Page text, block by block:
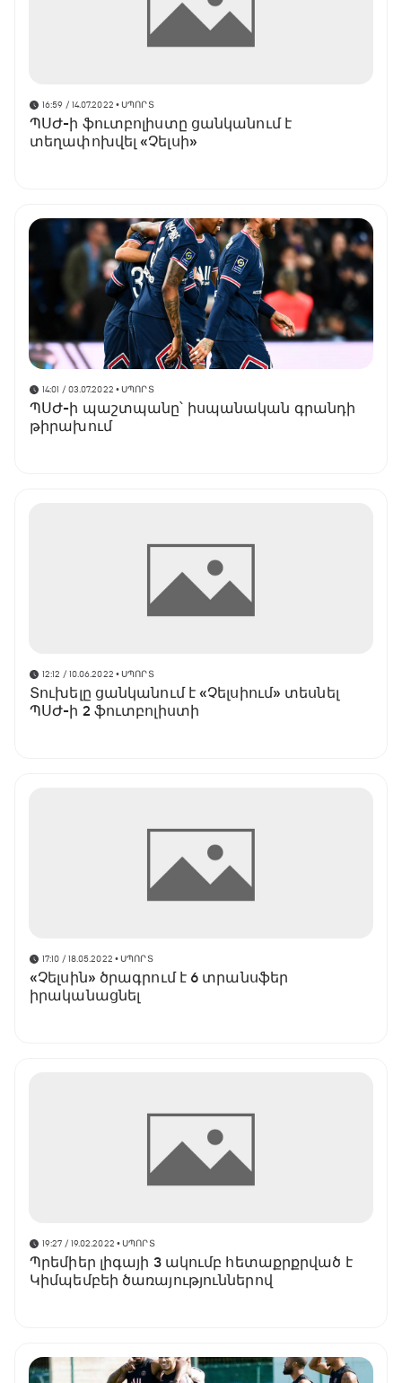
16:59 / 14.07.2022 • ՍՊՈՐՏ
ՊՍԺ-ի ֆուտբոլիստը ցանկանում է
տեղափոխվել «Չելսի»
14:01 / 03.07.2022 • ՍՊՈՐՏ
ՊՍԺ-ի պաշտպանը՝ իսպանական գրանդի
թիրախում
12:12 / 10.06.2022 • ՍՊՈՐՏ
Տուխելը ցանկանում է «Չելսիում» տեսնել
ՊՍԺ-ի 2 ֆուտբոլիստի
17:10 / 18.05.2022 • ՍՊՈՐՏ
«Չելսին» ծրագրում է 6 տրանսֆեր
իրականացնել
19:27 / 19.02.2022 • ՍՊՈՐՏ
Պրեմիեր լիգայի 3 ակումբ հետաքրքրված է
Կիմպեմբեի ծառայություններով